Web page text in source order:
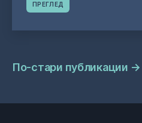
ПРЕГЛЕД
Навигация
публикациите
По-стари публикации →